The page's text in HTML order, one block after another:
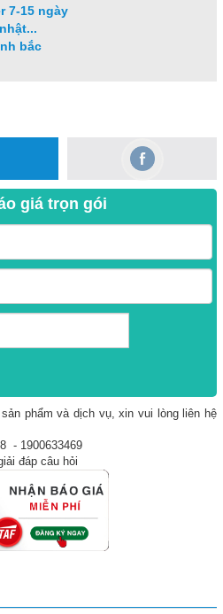
7-15 ngày
bắc
giá trọn gói
phẩm và dịch vụ, xin vui lòng liên hệ
- 1900633469
đáp câu hỏi